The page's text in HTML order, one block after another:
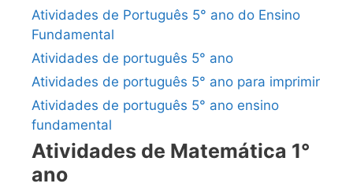
Atividades de Português 5° ano do Ensino
Fundamental
Atividades de português 5° ano
Atividades de português 5° ano para imprimir
Atividades de português 5° ano ensino
fundamental
Atividades de Matemática 1°
ano